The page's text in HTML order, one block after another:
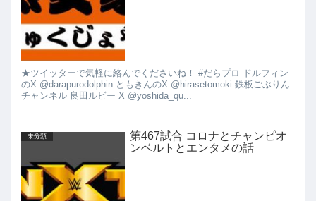
★ツイッターで気軽に絡んでくださいね！ #だらプロ ドルフィン
のX @darapurodolphin ともきんのX @hirasetomoki 鉄板ごぶりん
チャンネル 良田ルビー X @yoshida_qu...
未分類
第467試合 コロナとチャンピオ
ンベルトとエンタメの話